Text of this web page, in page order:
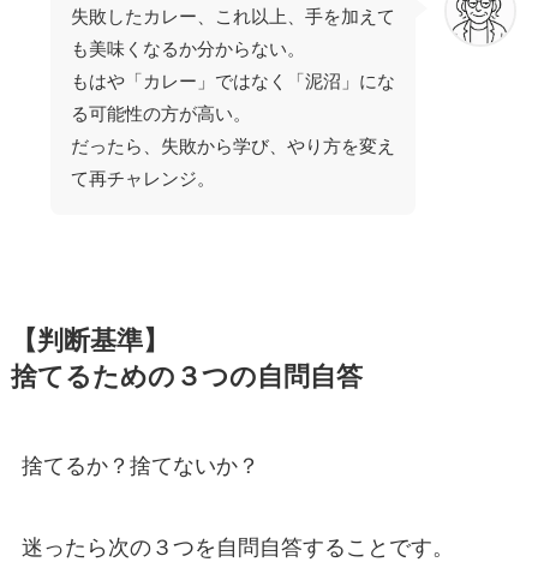
失敗したカレー、これ以上、手を加えて
も美味くなるか分からない。
もはや「カレー」ではなく「泥沼」にな
る可能性の方が高い。
だったら、失敗から学び、やり方を変え
て再チャレンジ。
【判断基準】
捨てるための３つの自問自答
捨てるか？捨てないか？
迷ったら次の３つを自問自答することです。